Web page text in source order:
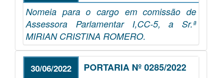
Nomeia para o cargo em comissão de
Assessora Parlamentar I,CC-5, a Sr.ª
MIRIAN CRISTINA ROMERO.
30/06/2022 PORTARIA Nº 0285/2022